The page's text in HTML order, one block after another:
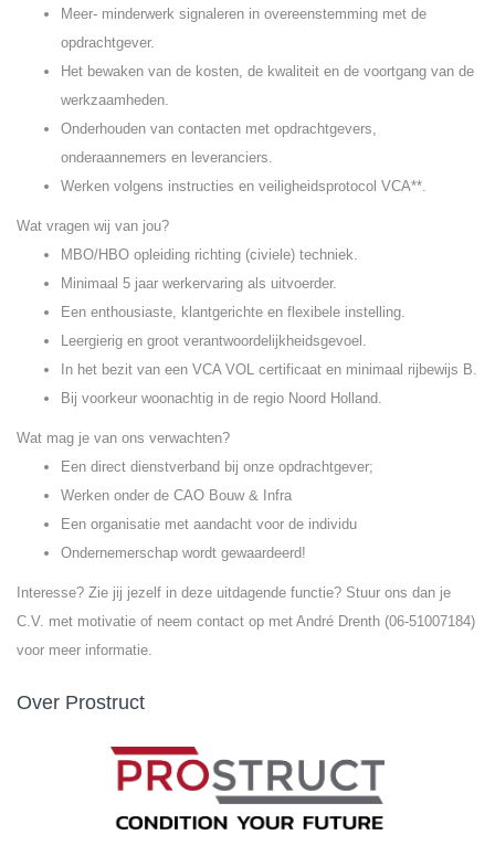
Meer- minderwerk signaleren in overeenstemming met de
opdrachtgever.
Het bewaken van de kosten, de kwaliteit en de voortgang van de
werkzaamheden.
Onderhouden van contacten met opdrachtgevers,
onderaannemers en leveranciers.
Werken volgens instructies en veiligheidsprotocol VCA**.
Wat vragen wij van jou?
MBO/HBO opleiding richting (civiele) techniek.
Minimaal 5 jaar werkervaring als uitvoerder.
Een enthousiaste, klantgerichte en flexibele instelling.
Leergierig en groot verantwoordelijkheidsgevoel.
In het bezit van een VCA VOL certificaat en minimaal rijbewijs B.
Bij voorkeur woonachtig in de regio Noord Holland.
Wat mag je van ons verwachten?
Een direct dienstverband bij onze opdrachtgever;
Werken onder de CAO Bouw & Infra
Een organisatie met aandacht voor de individu
Ondernemerschap wordt gewaardeerd!
Interesse? Zie jij jezelf in deze uitdagende functie? Stuur ons dan je
C.V. met motivatie of neem contact op met André Drenth (06-51007184)
voor meer informatie.
Over Prostruct